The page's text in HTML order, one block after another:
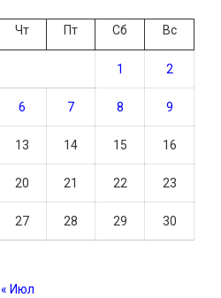
Чт Пт Сб Вс
1 2
6 7 8 9
13 14 15 16
20 21 22 23
27 28 29 30
« Июл